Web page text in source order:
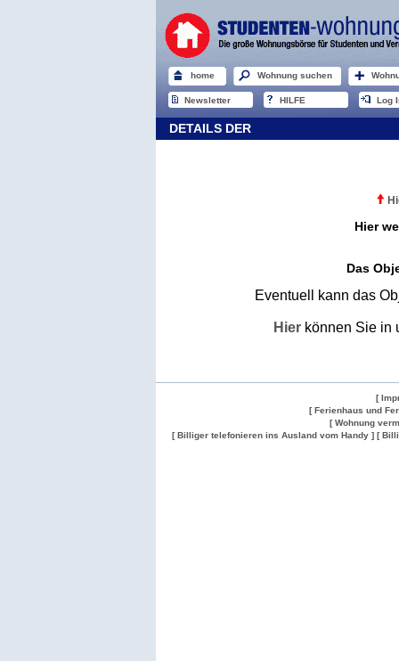
home Wohnung suchen
Newsletter HILFE Log
DETAILS DER
Hier
Das
Eventuell kann das
Hier können Sie in
[
[ Ferienhaus und
[ Wohnung
[ Billiger telefonieren ins Ausland vom Handy ] [